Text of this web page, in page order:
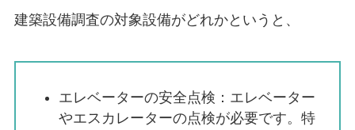
建築設備調査の対象設備がどれかというと、
エレベーターの安全点検：エレベーター
やエスカレーターの点検が必要です。特